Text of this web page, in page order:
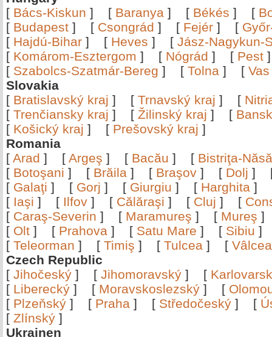
[ Bács-Kiskun ] [ Baranya ] [ Békés ] [
[ Budapest ] [ Csongrád ] [ Fejér ] [
[ Hajdú-Bihar ] [ Heves ] [ Jász-Nagykun-
[ Komárom-Esztergom ] [ Nógrád ] [ Pest
[ Szabolcs-Szatmár-Bereg ] [ Tolna ] [ Vas
Slovakia
[ Bratislavský kraj ] [ Trnavský kraj ] [
[ Trenčiansky kraj ] [ Žilinský kraj ] [
[ Košický kraj ] [ Prešovský kraj ]
Romania
[ Arad ] [ Argeş ] [ Bacău ] [ Bistriţa-
[ Botoşani ] [ Brăila ] [ Braşov ] [ Dolj ]
[ Galaţi ] [ Gorj ] [ Giurgiu ] [ Harghita ]
[ Iaşi ] [ Ilfov ] [ Călăraşi ] [ Cluj ] [
[ Caraş-Severin ] [ Maramureş ] [ Mureş
[ Olt ] [ Prahova ] [ Satu Mare ] [ Sibiu
[ Teleorman ] [ Timiş ] [ Tulcea ] [
Czech Republic
[ Jihočeský ] [ Jihomoravský ] [
[ Liberecký ] [ Moravskoslezský ] [
[ Plzeňský ] [ Praha ] [ Středočeský ] [
[ Zlínský ]
Ukrainen